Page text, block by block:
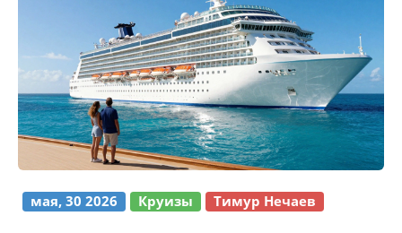
мая, 30 2026 Круизы Тимур Нечаев